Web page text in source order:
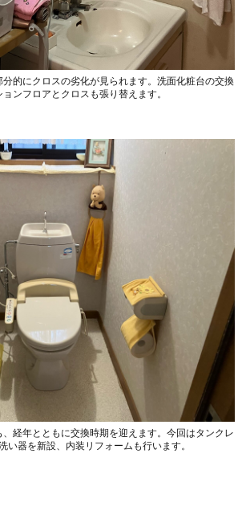
的にクロスの劣化が見られます。洗面化粧台の交換
ンフロアとクロスも張り替えます。
経年とともに交換時期を迎えます。今回はタンクレ
い器を新設、内装リフォームも行います。